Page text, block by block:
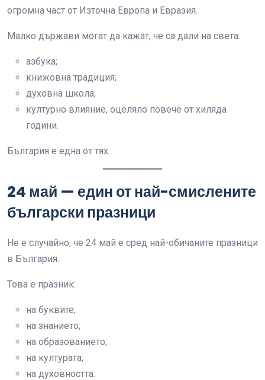
огромна част от Източна Европа и Евразия.
Малко държави могат да кажат, че са дали на света:
азбука;
книжовна традиция;
духовна школа;
културно влияние, оцеляло повече от хиляда
години.
България е една от тях.
24 май — един от най-смислените
български празници
Не е случайно, че 24 май е сред най-обичаните празници
в България.
Това е празник:
на буквите;
на знанието;
на образованието;
на културата;
на духовността.